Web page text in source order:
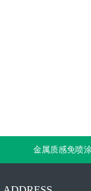
金属质感免喷